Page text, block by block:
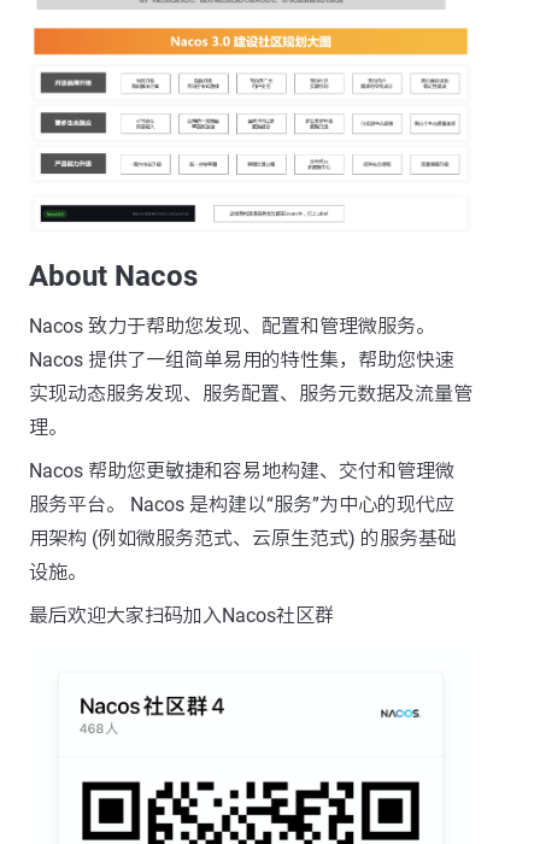
About Nacos
Nacos 致力于帮助您发现、配置和管理微服务。
Nacos 提供了一组简单易用的特性集，帮助您快速
实现动态服务发现、服务配置、服务元数据及流量管
理。
Nacos 帮助您更敏捷和容易地构建、交付和管理微
服务平台。 Nacos 是构建以“服务”为中心的现代应
用架构 (例如微服务范式、云原生范式) 的服务基础
设施。
最后欢迎大家扫码加入Nacos社区群